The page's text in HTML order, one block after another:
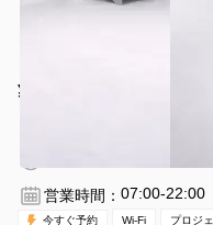
¥70400 〜 ¥88000
営業時間： 07:00-22:00
今すぐ予約 Wi-Fi プロジ